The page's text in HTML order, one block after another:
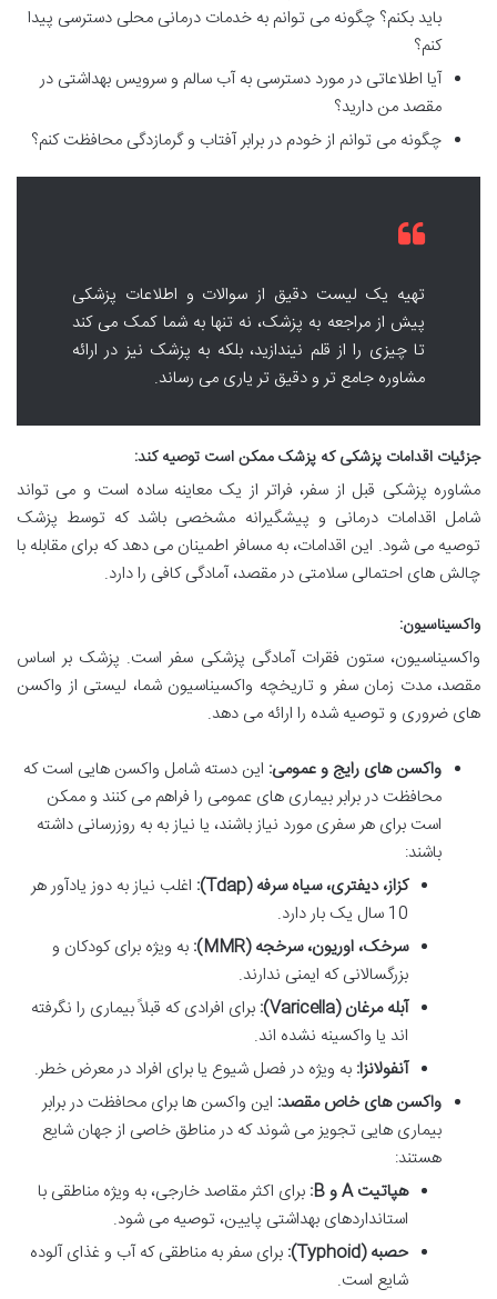
باید بکنم؟ چگونه می توانم به خدمات درمانی محلی دسترسی پیدا
کنم؟
آیا اطلاعاتی در مورد دسترسی به آب سالم و سرویس بهداشتی در
مقصد من دارید؟
چگونه می توانم از خودم در برابر آفتاب و گرمازدگی محافظت کنم؟
تهیه یک لیست دقیق از سوالات و اطلاعات پزشکی
پیش از مراجعه به پزشک، نه تنها به شما کمک می کند
تا چیزی را از قلم نیندازید، بلکه به پزشک نیز در ارائه
مشاوره جامع تر و دقیق تر یاری می رساند.
جزئیات اقدامات پزشکی که پزشک ممکن است توصیه کند:
مشاوره پزشکی قبل از سفر، فراتر از یک معاینه ساده است و می تواند
شامل اقدامات درمانی و پیشگیرانه مشخصی باشد که توسط پزشک
توصیه می شود. این اقدامات، به مسافر اطمینان می دهد که برای مقابله با
چالش های احتمالی سلامتی در مقصد، آمادگی کافی را دارد.
واکسیناسیون:
واکسیناسیون، ستون فقرات آمادگی پزشکی سفر است. پزشک بر اساس
مقصد، مدت زمان سفر و تاریخچه واکسیناسیون شما، لیستی از واکسن
های ضروری و توصیه شده را ارائه می دهد.
واکسن های رایج و عمومی: این دسته شامل واکسن هایی است که
محافظت در برابر بیماری های عمومی را فراهم می کنند و ممکن
است برای هر سفری مورد نیاز باشند، یا نیاز به به روزرسانی داشته
باشند:
کزاز، دیفتری، سیاه سرفه (Tdap):
اغلب نیاز به دوز یادآور هر
10 سال یک بار دارد.
سرخک، اوریون، سرخجه (MMR):
به ویژه برای کودکان و
بزرگسالانی که ایمنی ندارند.
آبله مرغان (Varicella):
برای افرادی که قبلاً بیماری را نگرفته
اند یا واکسینه نشده اند.
آنفولانزا: به ویژه در فصل شیوع یا برای افراد در معرض خطر.
واکسن های خاص مقصد: این واکسن ها برای محافظت در برابر
بیماری هایی تجویز می شوند که در مناطق خاصی از جهان شایع
هستند:
هپاتیت A و B:
برای اکثر مقاصد خارجی، به ویژه مناطقی با
استانداردهای بهداشتی پایین، توصیه می شود.
حصبه (Typhoid):
برای سفر به مناطقی که آب و غذای آلوده
شایع است.